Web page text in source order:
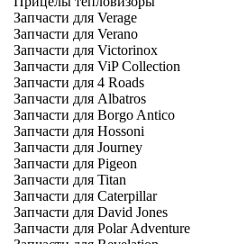
Запчасти для Verage
Запчасти для Verano
Запчасти для Victorinox
Запчасти для ViP Collection
Запчасти для 4 Roads
Запчасти для Albatros
Запчасти для Borgo Antico
Запчасти для Hossoni
Запчасти для Journey
Запчасти для Pigeon
Запчасти для Titan
Запчасти для Caterpillar
Запчасти для David Jones
Запчасти для Polar Adventure